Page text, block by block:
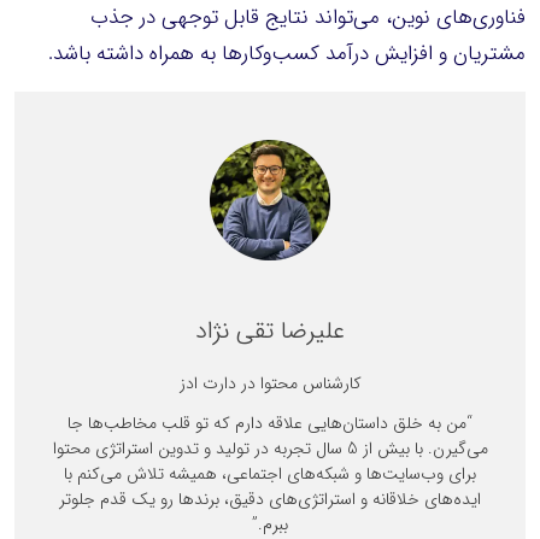
فناوری‌های نوین، می‌تواند نتایج قابل توجهی در جذب
مشتریان و افزایش درآمد کسب‌وکارها به همراه داشته باشد.
علیرضا تقی نژاد
کارشناس محتوا در دارت ادز
“من به خلق داستان‌هایی علاقه دارم که تو قلب مخاطب‌ها جا
می‌گیرن. با بیش از 5 سال تجربه در تولید و تدوین استراتژی محتوا
برای وب‌سایت‌ها و شبکه‌های اجتماعی، همیشه تلاش می‌کنم با
ایده‌های خلاقانه و استراتژی‌های دقیق، برندها رو یک قدم جلوتر
ببرم.”